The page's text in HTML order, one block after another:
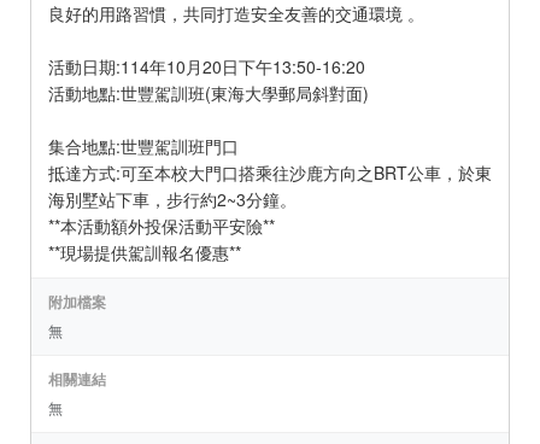
良好的用路習慣，共同打造安全友善的交通環境 。
活動日期:114年10月20日下午13:50-16:20
活動地點:世豐駕訓班(東海大學郵局斜對面)
集合地點:世豐駕訓班門口
抵達方式:可至本校大門口搭乘往沙鹿方向之BRT公車，於東
海別墅站下車，步行約2~3分鐘。
**本活動額外投保活動平安險**
**現場提供駕訓報名優惠**
附加檔案
無
相關連結
無